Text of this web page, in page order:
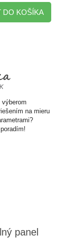
DO KOŠÍKA
výberom
na mieru
panel